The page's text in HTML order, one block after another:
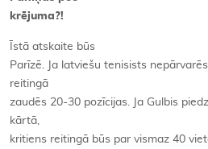
krējuma?!
Īstā atskaite būs
Parīzē. Ja latviešu tenisists
reitingā
zaudēs 20-30 pozīcijas. Ja Gulbis
kārtā,
kritiens reitingā būs par vismaz 40